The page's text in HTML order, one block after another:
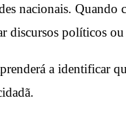
Quando
discursos políticos
a identificar